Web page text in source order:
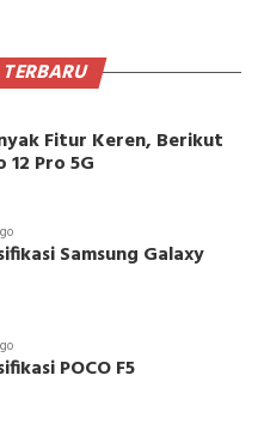
Fitur Keren, Berikut
12 Pro 5G
Samsung Galaxy
POCO F5